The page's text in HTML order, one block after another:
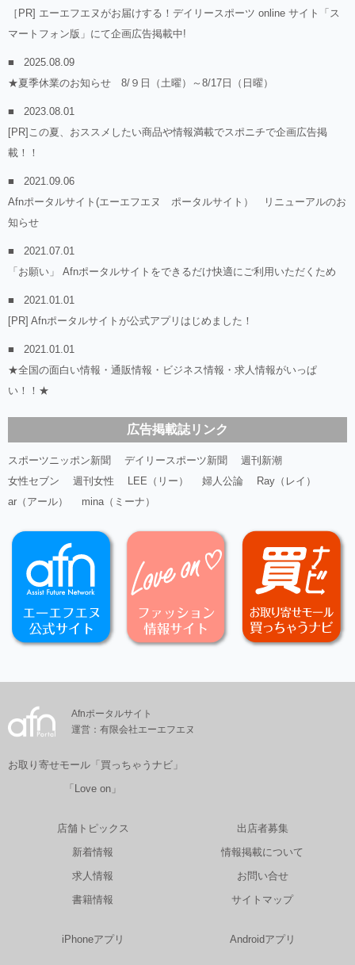
［PR] エーエフエヌがお届けする！デイリースポーツ online サイト「ス
マートフォン版」にて企画広告掲載中!
2025.08.09
★夏季休業のお知らせ 8/９日（土曜）～8/17日（日曜）
2023.08.01
[PR]この夏、おススメしたい商品や情報満載でスポニチで企画広告掲
載！！
2021.09.06
Afnポータルサイト(エーエフエヌ ポータルサイト） リニューアルのお
知らせ
2021.07.01
「お願い」 Afnポータルサイトをできるだけ快適にご利用いただくため
2021.01.01
[PR] Afnポータルサイトが公式アプリはじめました！
2021.01.01
★全国の面白い情報・通販情報・ビジネス情報・求人情報がいっぱ
い！！★
広告掲載誌リンク
スポーツニッポン新聞 デイリースポーツ新聞
週刊新潮
女性セブン
週刊女性 LEE（リー） 婦人公論
Ray（レイ）
ar（アール）
mina（ミーナ）
Afnポータルサイト
運営：有限会社エーエフエヌ
お取り寄せモール「買っちゃうナビ」
「Love on」
店舗トピックス
新着情報
求人情報
書籍情報
出店者募集
情報掲載について
お問い合せ
サイトマップ
iPhoneアプリ Androidアプリ